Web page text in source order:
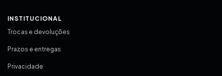
INSTITUCIONAL
Trocas e devoluções
Prazos e entregas
Privacidade